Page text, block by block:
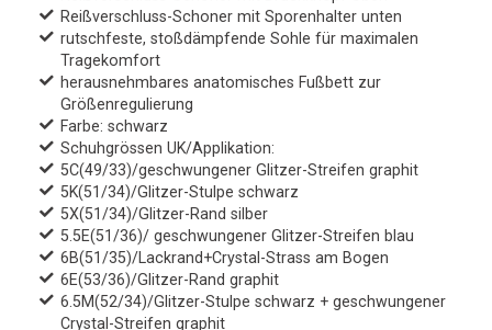
Reißverschluss-Schoner mit Sporenhalter unten
rutschfeste, stoßdämpfende Sohle für maximalen
Tragekomfort
herausnehmbares anatomisches Fußbett zur
Größenregulierung
Farbe: schwarz
Schuhgrössen UK/Applikation:
5C(49/33)/geschwungener Glitzer-Streifen graphit
5K(51/34)/Glitzer-Stulpe schwarz
5X(51/34)/Glitzer-Rand silber
5.5E(51/36)/ geschwungener Glitzer-Streifen blau
6B(51/35)/Lackrand+Crystal-Strass am Bogen
6E(53/36)/Glitzer-Rand graphit
6.5M(52/34)/Glitzer-Stulpe schwarz + geschwungener
Crystal-Streifen graphit